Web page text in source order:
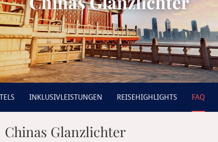
INKLUSIVLEISTUNGEN REISEHIGHLIGHTS FAQ
Chinas Glanzlichter